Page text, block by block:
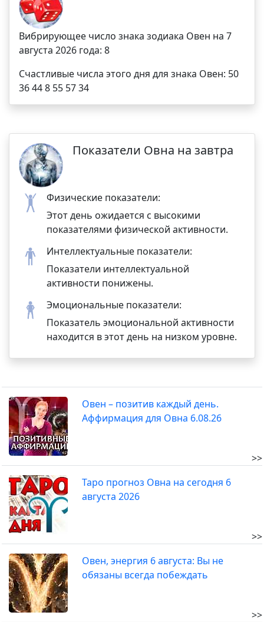
Вибрирующее число знака зодиака Овен на 7
августа 2026 года: 8
Счастливые числа этого дня для знака Овен: 50
36 44 8 55 57 34
Показатели Овна на завтра
Физические показатели:
Этот день ожидается с высокими
показателями физической активности.
Интеллектуальные показатели:
Показатели интеллектуальной
активности понижены.
Эмоциональные показатели:
Показатель эмоциональной активности
находится в этот день на низком уровне.
Овен – позитив каждый день.
Аффирмация для Овна 6.08.26
>>
Таро прогноз Овна на сегодня 6
августа 2026
>>
Овен, энергия 6 августа: Вы не
обязаны всегда побеждать
>>